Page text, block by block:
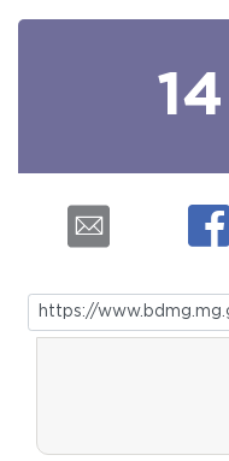
14